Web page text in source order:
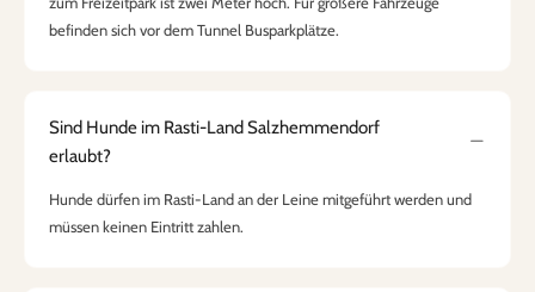
befinden sich vor dem Tunnel Busparkplätze.
Sind Hunde im Rasti-Land Salzhemmendorf
erlaubt?
Hunde dürfen im Rasti-Land an der Leine mitgeführt werden und
müssen keinen Eintritt zahlen.